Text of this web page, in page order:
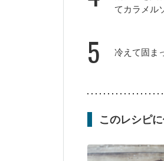
てカラメル
5 冷えて固ま
このレシピ